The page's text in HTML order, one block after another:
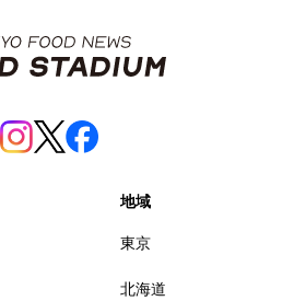
地域
東京
北海道